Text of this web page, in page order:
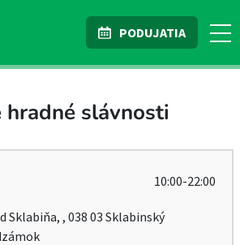
PODUJATIA
hradné slávnosti
10:00-22:00
Sklabiňa, , 038 03 Sklabinský